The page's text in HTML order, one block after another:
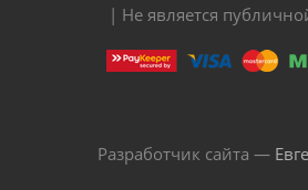
| Не является
Разработчик сайта —